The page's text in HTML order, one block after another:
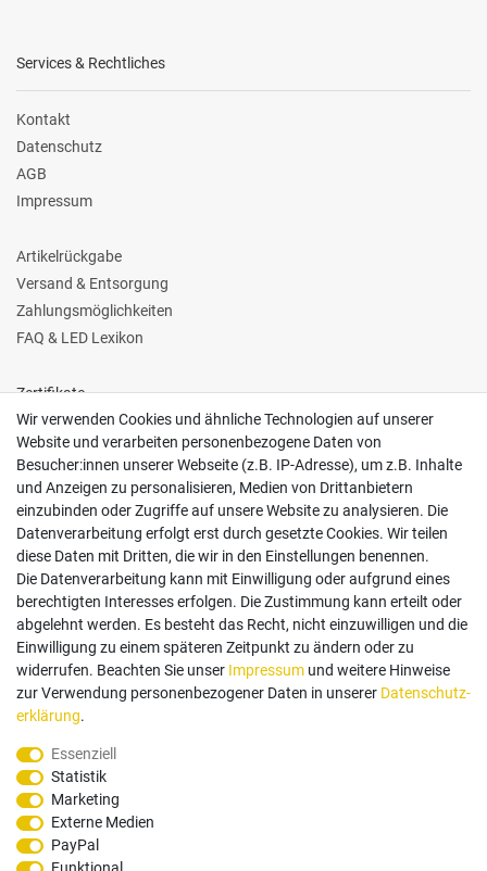
Services & Rechtliches
Kontakt
Datenschutz
AGB
Impressum
Artikelrückgabe
Versand & Entsorgung
Zahlungsmöglichkeiten
FAQ & LED Lexikon
Zertifikate
Follow us
Zahlungsarten
Paypal
Versand Dienstleister
Wir verwenden Cookies und ähnliche Technologien auf unserer
Website und verarbeiten personenbezogene Daten von
Besucher:innen unserer Webseite (z.B. IP-Adresse), um z.B. Inhalte
und Anzeigen zu personalisieren, Medien von Drittanbietern
einzubinden oder Zugriffe auf unsere Website zu analysieren. Die
Datenverarbeitung erfolgt erst durch gesetzte Cookies. Wir teilen
diese Daten mit Dritten, die wir in den Einstellungen benennen.
Die Datenverarbeitung kann mit Einwilligung oder aufgrund eines
berechtigten Interesses erfolgen. Die Zustimmung kann erteilt oder
abgelehnt werden. Es besteht das Recht, nicht einzuwilligen und die
Einwilligung zu einem späteren Zeitpunkt zu ändern oder zu
widerrufen. Beachten Sie unser Impressum und weitere Hinweise
zur Verwendung personenbezogener Daten in unserer Daten­schutz­
erklärung.
Essenziell
Statistik
Marketing
Externe Medien
PayPal